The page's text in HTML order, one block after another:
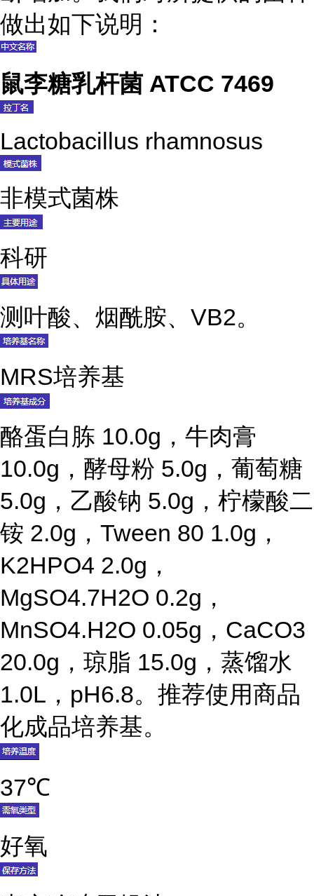
做出如下说明：
鼠李糖乳杆菌 ATCC 7469
Lactobacillus rhamnosus
非模式菌株
科研
测叶酸、烟酰胺、VB2。
MRS培养基
酪蛋白胨 10.0g，牛肉膏
10.0g，酵母粉 5.0g，葡萄糖
5.0g，乙酸钠 5.0g，柠檬酸二
铵 2.0g，Tween 80 1.0g，
K2HPO4 2.0g，
MgSO4.7H2O 0.2g，
MnSO4.H2O 0.05g，CaCO3
20.0g，琼脂 15.0g，蒸馏水
1.0L，pH6.8。推荐使用商品
化成品培养基。
37℃
好氧